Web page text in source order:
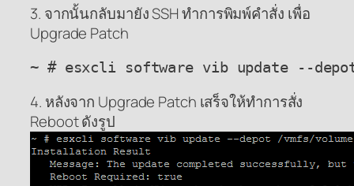
3. จากนั้นกลับมายัง SSH ทำการพิมพ์คำสั่ง เพื่อ
Upgrade Patch
~ # esxcli software vib update --depot
4. หลังจาก Upgrade Patch เสร็จให้ทำการสั่ง
Reboot ดังรูป